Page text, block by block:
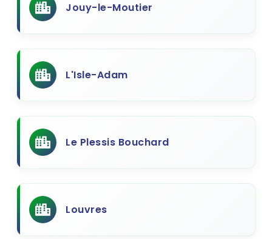
Jouy-le-Moutier
L'Isle-Adam
Le Plessis Bouchard
Louvres